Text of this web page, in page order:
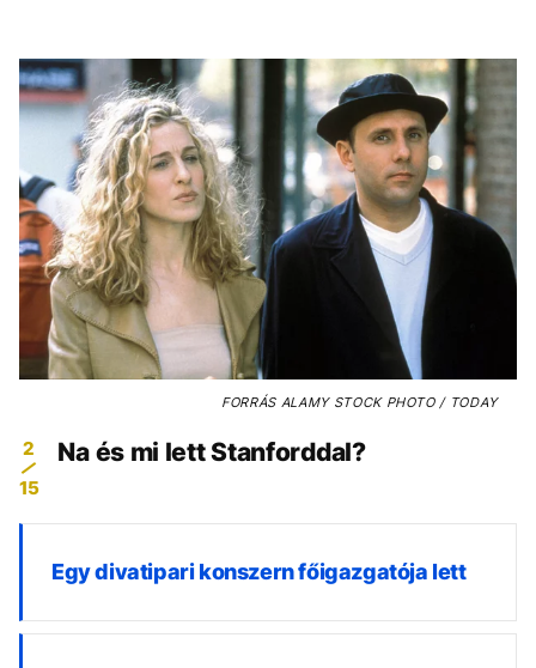
FORRÁS ALAMY STOCK PHOTO / TODAY
2
15
Na és mi lett Stanforddal?
Egy divatipari konszern főigazgatója lett